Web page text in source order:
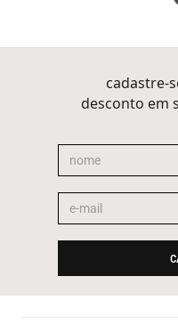
cadastre-
desconto em